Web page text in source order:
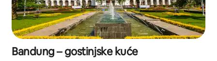
Bandung – gostinjske kuće